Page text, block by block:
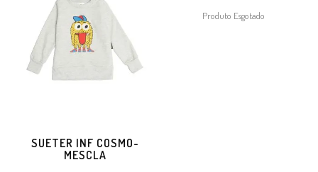
SUETER INF COSMO-
MESCLA
Produto Esgotado